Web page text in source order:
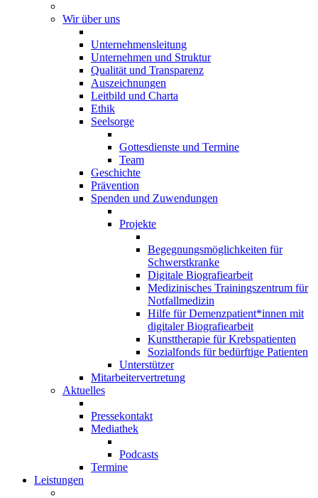
Wir über uns
Unternehmensleitung
Unternehmen und Struktur
Qualität und Transparenz
Auszeichnungen
Leitbild und Charta
Ethik
Seelsorge
Gottesdienste und Termine
Team
Geschichte
Prävention
Spenden und Zuwendungen
Projekte
Begegnungsmöglichkeiten für
Schwerstkranke
Digitale Biografiearbeit
Medizinisches Trainingszentrum für
Notfallmedizin
Hilfe für Demenzpatient*innen mit
digitaler Biografiearbeit
Kunsttherapie für Krebspatienten
Sozialfonds für bedürftige Patienten
Unterstützer
Mitarbeitervertretung
Aktuelles
Pressekontakt
Mediathek
Podcasts
Termine
Leistungen